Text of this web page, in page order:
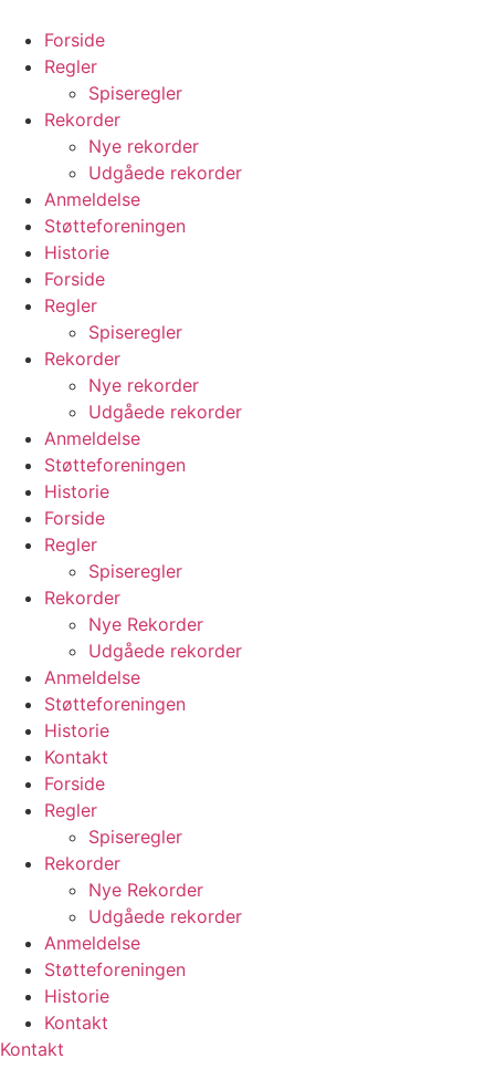
indhold
Forside
Regler
Spiseregler
Rekorder
Nye rekorder
Udgåede rekorder
Anmeldelse
Støtteforeningen
Historie
Forside
Regler
Spiseregler
Rekorder
Nye rekorder
Udgåede rekorder
Anmeldelse
Støtteforeningen
Historie
Forside
Regler
Spiseregler
Rekorder
Nye Rekorder
Udgåede rekorder
Anmeldelse
Støtteforeningen
Historie
Kontakt
Forside
Regler
Spiseregler
Rekorder
Nye Rekorder
Udgåede rekorder
Anmeldelse
Støtteforeningen
Historie
Kontakt
Kontakt